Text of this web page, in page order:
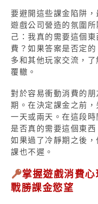
要避開這些課金陷阱
遊戲公司營造的氛圍
己：我真的需要這個
費？如果答案是否定
多和其他玩家交流，
覆轍。
對於容易衝動消費的
期。在決定課金之前
一天或兩天。在這段
是否真的需要這個東
如果過了冷靜期之後
課也不遲。
掌握遊戲消費
戰勝課金慾望